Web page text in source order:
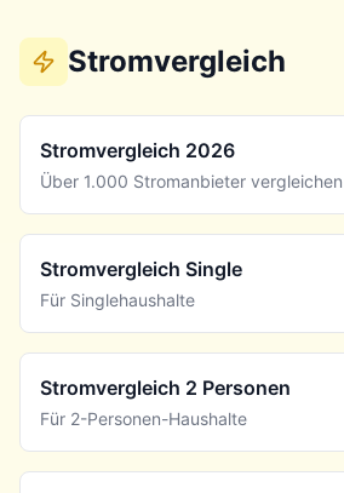
Stromvergleich
Stromvergleich 2026
Über 1.000 Stromanbieter vergleichen
Stromvergleich Single
Für Singlehaushalte
Stromvergleich 2 Personen
Für 2-Personen-Haushalte